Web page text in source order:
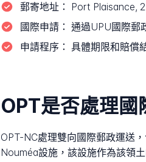
郵寄地址：
Port Plaisance,
國際申請： 通過UPU國際郵
申請程序： 具體期限和賠償
OPT是否處理國
OPT-NC處理雙向國際郵政運送
Nouméa設施，該設施作為該領